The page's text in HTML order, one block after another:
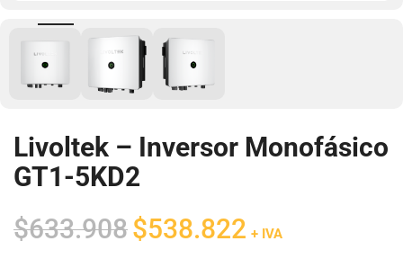
Livoltek – Inversor Monofásico
GT1-5KD2
$633.908 El
precio
$538.822 + IVA